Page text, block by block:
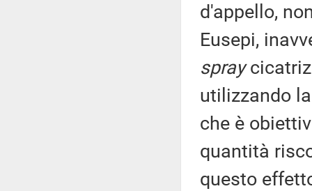
d'appello,
Eusepi,
spray
utilizzando
che è
quantità
questo